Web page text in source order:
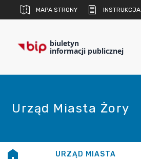
MAPA STRONY INSTRUKCJA
biuletyn
informacji publicznej
Urząd Miasta Żory
URZĄD MIASTA